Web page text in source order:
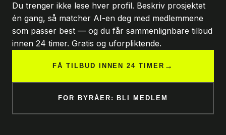
Du trenger ikke lese hver profil. Beskriv prosjektet
én gang, så matcher AI-en deg med medlemmene
som passer best — og du får sammenlignbare tilbud
innen 24 timer. Gratis og uforpliktende.
FÅ TILBUD INNEN 24 TIMER →
FOR BYRÅER: BLI MEDLEM